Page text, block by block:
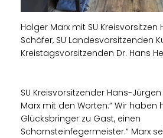
Holger Marx mit SU Kreisvorsitzen
Schäfer, SU Landesvorsitzenden
Kreistagsvorsitzenden Dr. Hans
SU Kreisvorsitzender Hans-
Marx mit den Worten:“ Wir
Glücksbringer zu Gast, einen
Schornsteinfegermeister.“ Marx